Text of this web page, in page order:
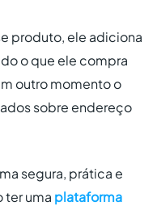
produto, ele adiciona
o que ele compra
outro momento o
sobre endereço
segura, prática e
ter uma plataforma